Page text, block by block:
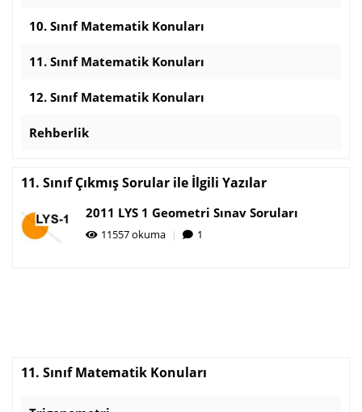
10. Sınıf Matematik Konuları
11. Sınıf Matematik Konuları
12. Sınıf Matematik Konuları
Rehberlik
11. Sınıf Çıkmış Sorular ile İlgili Yazılar
2011 LYS 1 Geometri Sınav Soruları
11557 okuma 1
11. Sınıf Matematik Konuları